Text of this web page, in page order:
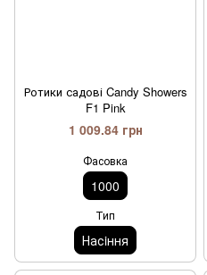
Ротики садові Candy Showers
F1 Pink
1 009.84 грн
Фасовка
1000
Тип
Насiння